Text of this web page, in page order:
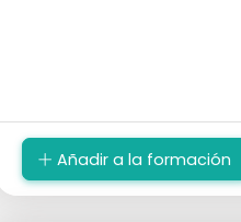
Añadir a la formación